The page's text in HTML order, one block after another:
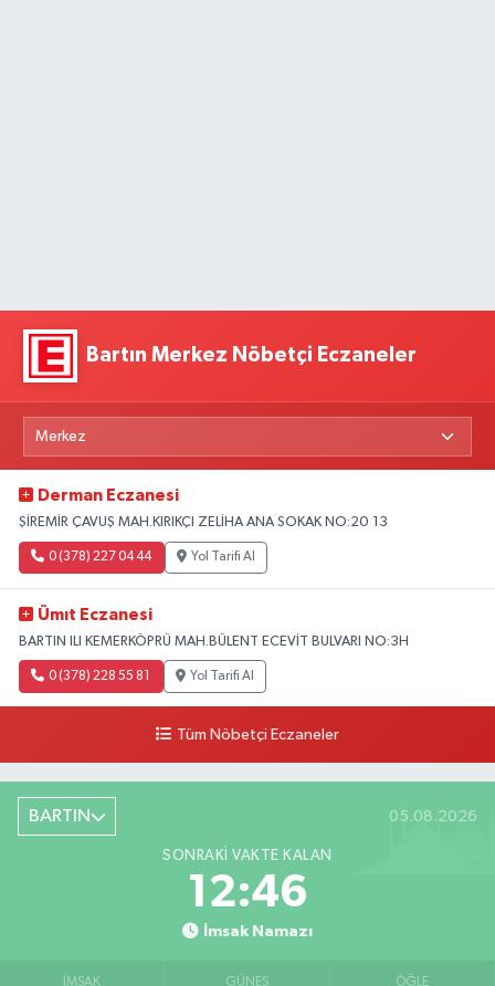
Bartın Merkez Nöbetçi Eczaneler
Derman Eczanesi
ŞİREMİR ÇAVUŞ MAH.KIRIKÇI ZELİHA ANA SOKAK NO:20 13
0 (378) 227 04 44 Yol Tarifi Al
Ümıt Eczanesi
BARTIN ILI KEMERKÖPRÜ MAH.BÜLENT ECEVİT BULVARI NO:3H
0 (378) 228 55 81 Yol Tarifi Al
Tüm Nöbetçi Eczaneler
BARTIN 05.08.2026
SONRAKI VAKTE KALAN
12:45
İmsak Namazı
İMSAK GÜNEŞ ÖĞLE